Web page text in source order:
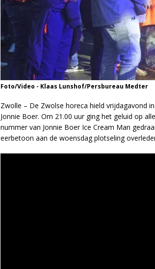
Foto/Video - Klaas Lunshof/Persbureau Medter
Zwolle – De Zwolse horeca hield vrijdagavond
Jonnie Boer. Om 21.00 uur ging het geluid op
nummer van Jonnie Boer Ice Cream Man
eerbetoon aan de woensdag plotseling